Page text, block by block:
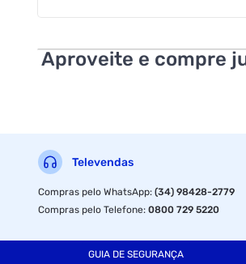
Aproveite e compre
Televendas
Compras pelo WhatsApp:(34) 98428-2779
Compras pelo Telefone:0800 729 5220
GUIA DE SEGURANÇA